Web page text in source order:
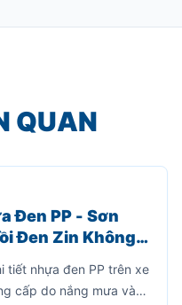
QUAN